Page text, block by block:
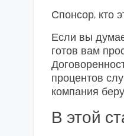
Спонсор, кто
Если вы
готов вам
процентов
компания
В этой